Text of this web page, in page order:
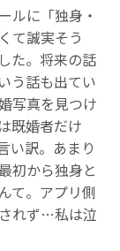
ルに「独身・
て誠実そう
た。将来の話
う話も出てい
写真を見つけ
既婚者だけ
い訳。あまり
初から独身と
て。アプリ側
れず…私は泣